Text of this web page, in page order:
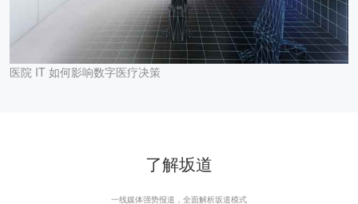
医院 IT 如何影响数字医疗决策
了解坂道
一线媒体强势报道，全面解析坂道模式